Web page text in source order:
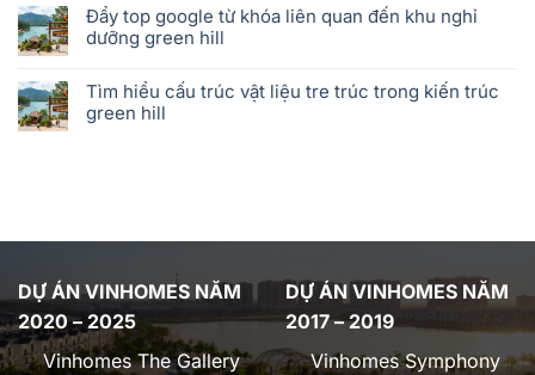
Đẩy top google từ khóa liên quan đến khu nghỉ
dưỡng green hill
Tìm hiểu cấu trúc vật liệu tre trúc trong kiến trúc
green hill
DỰ ÁN VINHOMES NĂM
2020 – 2025
Vinhomes The Gallery
DỰ ÁN VINHOMES NĂM
2017 – 2019
Vinhomes Symphony